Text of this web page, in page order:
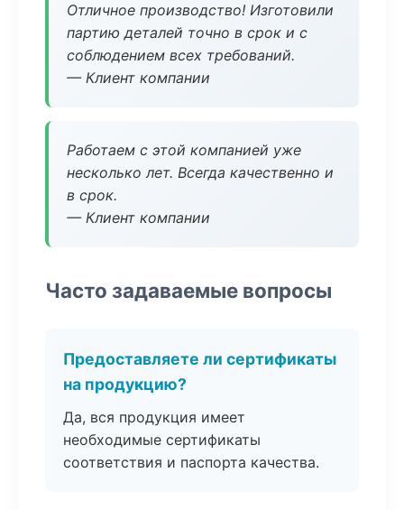
Отличное производство! Изготовили
партию деталей точно в срок и с
соблюдением всех требований.
— Клиент компании
Работаем с этой компанией уже
несколько лет. Всегда качественно и
в срок.
— Клиент компании
Часто задаваемые вопросы
Предоставляете ли сертификаты
на продукцию?
Да, вся продукция имеет
необходимые сертификаты
соответствия и паспорта качества.